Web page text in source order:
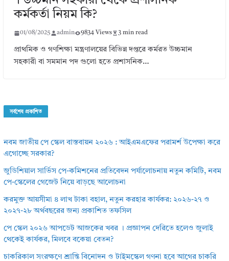
কর্মকর্তা নিয়ম কি?
01/08/2025 admin 9834 Views 3 min read
প্রাথমিক ও গণশিক্ষা মন্ত্রণালয়ের বিভিন্ন দপ্তরে কর্মরত উচ্চমান
সহকারী বা সমমান পদ গুলো হতে প্রশাসনিক…
সর্বশেষ প্রকাশিত
নবম জাতীয় পে স্কেল বাস্তবায়ন ২০২৬ : আইএমএফের পরামর্শ উপেক্ষা করে
এগোচ্ছে সরকার?
জুডিশিয়াল সার্ভিস পে-কমিশনের প্রতিবেদন পর্যালোচনায় নতুন কমিটি, নবম
পে-স্কেলের গেজেট নিয়ে বাড়ছে আলোচনা
করমুক্ত আয়সীমা ৪ লাখ টাকা বহাল, নতুন করহার কার্যকর: ২০২৬-২৭ ও
২০২৭-২৮ অর্থবছরের জন্য প্রকাশিত তফসিল
পে স্কেল ২০২৬ আপডেট আজকের খবর । প্রজ্ঞাপন দেরিতে হলেও জুলাই
থেকেই কার্যকর, মিলবে বকেয়া বেতন?
চাকরিকাল সংরক্ষণে শ্রান্তি বিনোদন ও টাইমস্কেল গণনা হবে আগের চাকরি